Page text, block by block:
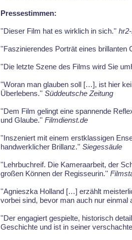
Pressestimmen:
''Dieser Film hat es wirklich in sich.''
''Faszinierendes Porträt eines brillanten
''Die letzte Szene des Films wird Sie
''Woran man glauben soll […], ist hier
Überlebens.'' Süddeutsche Zeitung
''Dem Film gelingt eine spannende
und Glaube.'' Filmdienst.de
''Inszeniert mit einem erstklassigen
handwerklicher Brillanz.'' Siegessäule
''Lehrbuchreif. Die Kameraarbeit, der
großen Können der Regisseurin.''
''Agnieszka Holland […] erzählt
vorbei sind, bevor man auch nur
''Der engagiert gespielte, historisch
Geschichte und ist in seiner